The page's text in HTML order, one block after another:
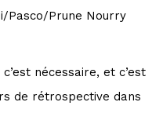
Pasco/Prune Nourry
nécessaire, et c’est
de rétrospective dans